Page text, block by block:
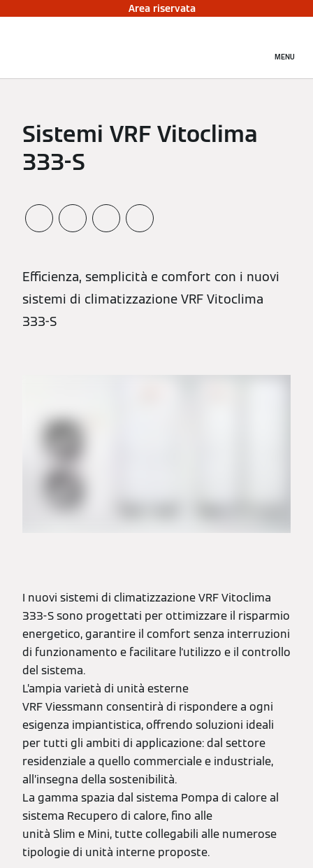
Area riservata
MENU
Sistemi VRF Vitoclima
333-S
Efficienza, semplicità e comfort con i nuovi
sistemi di climatizzazione VRF Vitoclima
333-S
I nuovi sistemi di climatizzazione VRF Vitoclima
333-S sono progettati per ottimizzare il risparmio
energetico, garantire il comfort senza interruzioni
di funzionamento e facilitare l'utilizzo e il controllo
del sistema.
L’ampia varietà di unità esterne
VRF Viessmann consentirà di rispondere a ogni
esigenza impiantistica, offrendo soluzioni ideali
per tutti gli ambiti di applicazione: dal settore
residenziale a quello commerciale e industriale,
all’insegna della sostenibilità.
La gamma spazia dal sistema Pompa di calore al
sistema Recupero di calore, fino alle
unità Slim e Mini, tutte collegabili alle numerose
tipologie di unità interne proposte.